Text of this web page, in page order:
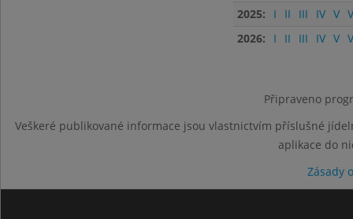
2025:
I II III IV V
2026:
I II III IV V
Připraveno
Veškeré publikované informace jsou vlastnictvím příslušné
aplikace do
Zásady